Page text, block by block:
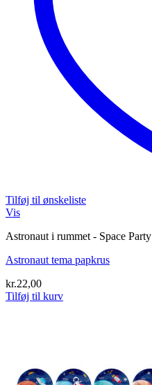
Tilføj til ønskeliste
Vis
Astronaut i rummet - Space Party
Astronaut tema papkrus
kr.22,00
Tilføj til kurv